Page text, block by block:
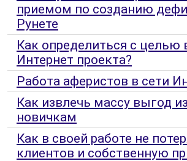
приемом по созданию
Рунете
Как определиться с целью
Интернет проекта?
Работа аферистов в сети
Как извлечь массу выгод
новичкам
Как в своей работе не
клиентов и собственную